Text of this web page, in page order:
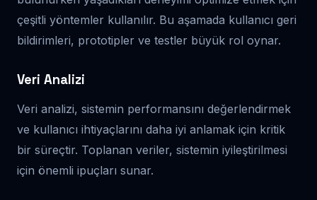
çeşitli yöntemler kullanılır. Bu aşamada kullanıcı geri
bildirimleri, prototipler ve testler büyük rol oynar.
Veri Analizi
Veri analizi, sistemin performansını değerlendirmek
ve kullanıcı ihtiyaçlarını daha iyi anlamak için kritik
bir süreçtir. Toplanan veriler, sistemin iyileştirilmesi
için önemli ipuçları sunar.